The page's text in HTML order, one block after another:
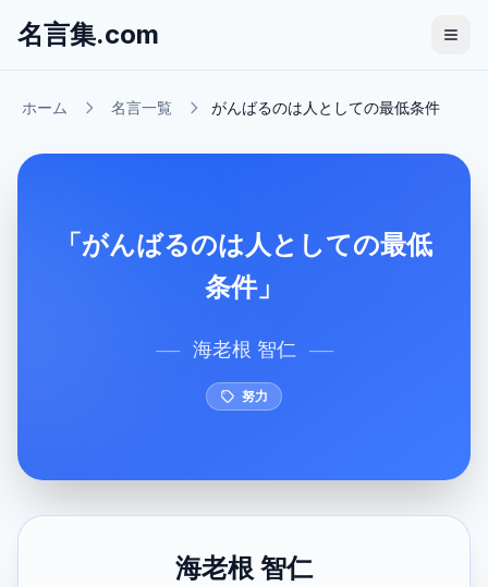
名言集.com
ホーム 名言一覧 がんばるのは人としての最低条件
「がんばるのは人としての最低
条件」
── 海老根 智仁 ──
努力
海老根 智仁